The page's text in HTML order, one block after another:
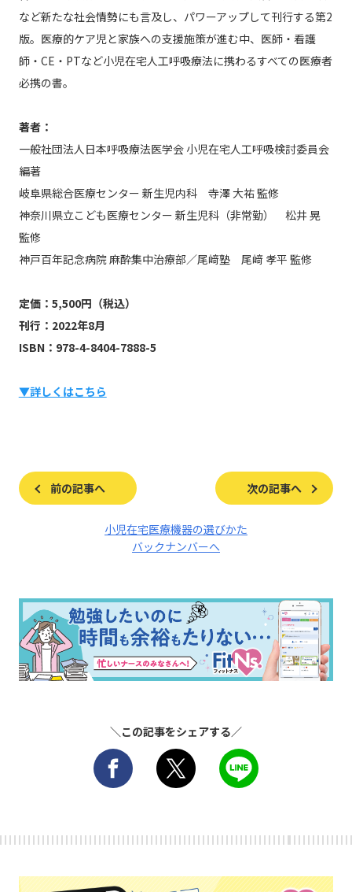
など新たな社会情勢にも言及し、パワーアップして刊行する第2
版。医療的ケア児と家族への支援施策が進む中、医師・看護
師・CE・PTなど小児在宅人工呼吸療法に携わるすべての医療者
必携の書。
著者：
一般社団法人日本呼吸療法医学会 小児在宅人工呼吸検討委員会
編著
岐阜県総合医療センター 新生児内科 寺澤 大祐 監修
神奈川県立こども医療センター 新生児科（非常勤） 松井 晃
監修
神戸百年記念病院 麻酔集中治療部／尾﨑塾 尾﨑 孝平 監修
定価：5,500円（税込）
刊行：2022年8月
ISBN：978-4-8404-7888-5
▼詳しくはこちら
前の記事へ 次の記事へ
小児在宅医療機器の選びかた
バックナンバーへ
＼この記事をシェアする／